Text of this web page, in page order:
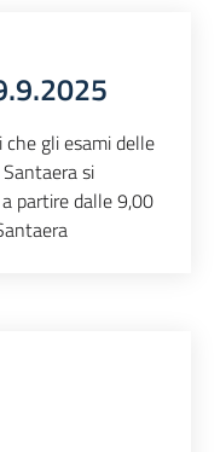
gli esami delle
si
partire dalle 9,00